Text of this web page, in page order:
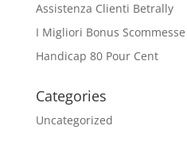
Assistenza Clienti Betrally
I Migliori Bonus
Handicap 80 Pour Cent
Categories
Uncategorized